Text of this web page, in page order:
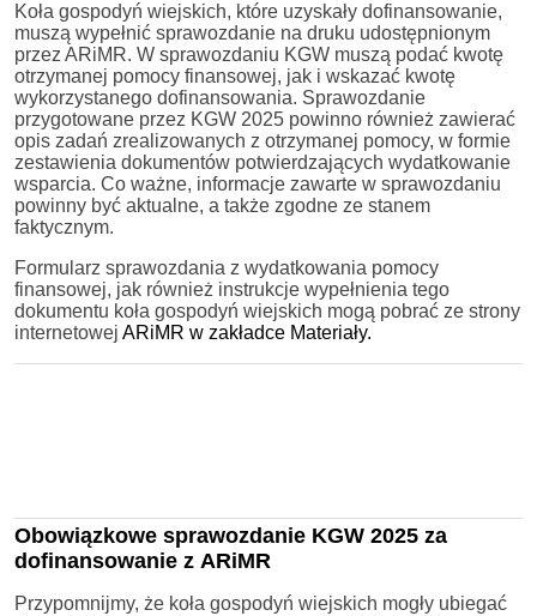
Koła gospodyń wiejskich, które uzyskały dofinansowanie,
muszą wypełnić sprawozdanie na druku udostępnionym
przez ARiMR. W sprawozdaniu KGW muszą podać kwotę
otrzymanej pomocy finansowej, jak i wskazać kwotę
wykorzystanego dofinansowania. Sprawozdanie
przygotowane przez KGW 2025 powinno również zawierać
opis zadań zrealizowanych z otrzymanej pomocy, w formie
zestawienia dokumentów potwierdzających wydatkowanie
wsparcia. Co ważne, informacje zawarte w sprawozdaniu
powinny być aktualne, a także zgodne ze stanem
faktycznym.
Formularz sprawozdania z wydatkowania pomocy
finansowej, jak również instrukcje wypełnienia tego
dokumentu koła gospodyń wiejskich mogą pobrać ze strony
internetowej ARiMR w zakładce Materiały.
Obowiązkowe sprawozdanie KGW 2025 za
dofinansowanie z ARiMR
Przypomnijmy, że koła gospodyń wiejskich mogły ubiegać